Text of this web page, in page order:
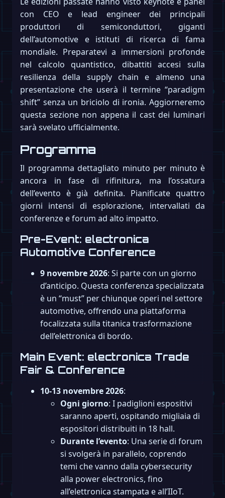
con CEO e lead engineer dei principali
produttori di semiconduttori, giganti
dell’automotive e istituti di ricerca di fama
mondiale. Preparatevi a immersioni profonde
nel calcolo quantistico, dibattiti accesi sulla
resilienza della supply chain e almeno una
presentazione che userà il termine “paradigm
shift” senza un briciolo di ironia. Aggiorneremo
questa sezione non appena il cast dei luminari
sarà svelato ufficialmente.
Programma
Il programma dettagliato minuto per minuto è
ancora in fase di rifinitura, ma l’ossatura
dell’evento è già definita. Pianificate quattro
giorni intensi di esplorazione, intervallati da
conferenze e forum ad alto impatto.
Pre-Event: electronica
Automotive Conference
9 novembre 2026: Si parte con un giorno
d’anticipo. Questa conferenza specializzata
è un “must” per chiunque operi nel settore
automotive, offrendo una piattaforma
focalizzata sulla titanica trasformazione
dell’elettronica di bordo.
Main Event: electronica Trade
Fair & Conference
10-13 novembre 2026:
Ogni giorno: I padiglioni espositivi
saranno aperti, ospitando migliaia di
espositori distribuiti in 18 hall.
Durante l’evento: Una serie di forum
si svolgerà in parallelo, coprendo
temi che vanno dalla cybersecurity
alla power electronics, fino
all’elettronica stampata e all’IIoT.